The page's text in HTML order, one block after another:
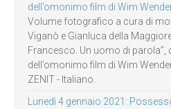
dell’omonimo film di Wim
Volume fotografico a cura di
Viganò e Gianluca della
Francesco. Un uomo di parola”,
dell’omonimo film di Wim
ZENIT - Italiano.
Lunedì 4 gennaio 2021: